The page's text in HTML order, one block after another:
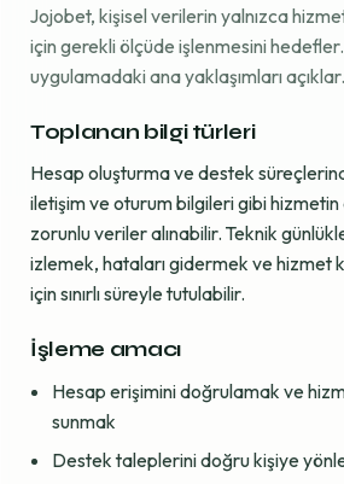
Jojobet, kişisel verilerin yalnızca
için gerekli ölçüde işlenmesini
uygulamadaki ana yaklaşımları açıklar.
Toplanan bilgi türleri
Hesap oluşturma ve destek
iletişim ve oturum bilgileri gibi hizmetin
zorunlu veriler alınabilir. Teknik
izlemek, hataları gidermek ve hizmet
için sınırlı süreyle tutulabilir.
İşleme amacı
Hesap erişimini doğrulamak ve
sunmak
Destek taleplerini doğru kişiye